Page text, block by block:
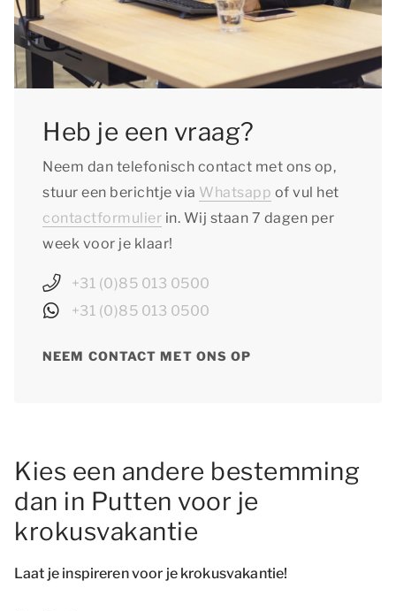
Heb je een vraag?
Neem dan telefonisch contact met ons op,
stuur een berichtje via Whatsapp of vul het
contactformulier in. Wij staan 7 dagen per
week voor je klaar!
+31 (0)85 013 0500
+31 (0)85 013 0500
NEEM CONTACT MET ONS OP
Kies een andere bestemming
dan in Putten voor je
krokusvakantie
Laat je inspireren voor je krokusvakantie!